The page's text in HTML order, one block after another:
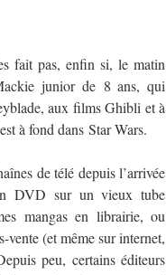
fait pas, enfin si, le matin
junior de 8 ans, qui
aux films Ghibli et à
à fond dans Star Wars.
de télé depuis l’arrivée
DVD sur un vieux tube
mangas en librairie, ou
vente (et même sur internet,
peu, certains éditeurs